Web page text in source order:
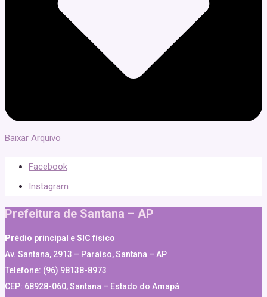
Baixar Arquivo
Facebook
Instagram
Prefeitura de Santana – AP
Prédio principal e SIC físico
Av. Santana, 2913 – Paraíso, Santana – AP
Telefone: (96) 98138-8973
CEP: 68928-060, Santana – Estado do Amapá